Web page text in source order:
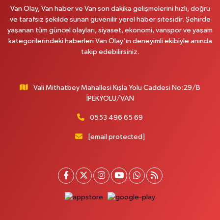
0 (530) 442 24 65 Yol Tarifi Al
Yiğit Eczanesi
SERHAT MAHALLESİ CUMHURİYET BULVARI VAN AVM YANI NO:137
ECIVILCOCUKMAGAZASIKARSISI
0 (542) 384 45 20 Yol Tarifi Al
Van Olay, Van haber ve Van son dakika gelişmelerini hızlı, doğru
ve tarafsız şekilde sunan güvenilir yerel haber sitesidir. Şehirde
yaşanan tüm güncel olayları, siyaset, ekonomi, vanspor ve yaşam
kategorilerindeki haberleri Van Olay’ın deneyimli ekibiyle anında
takip edebilirsiniz.
Vali Mithatbey Mahallesi Kışla Yolu Caddesi No:29/B
İPEKYOLU/VAN
0553 496 65 69
[email protected]